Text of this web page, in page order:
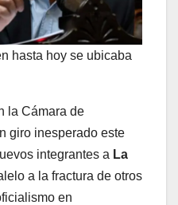
hasta hoy se ubicaba
la Cámara de
giro inesperado este
integrantes a La
a la fractura de otros
en